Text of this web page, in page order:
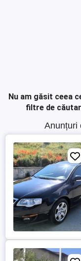
Nu am găsit ceea
filtre de
Anunțuri